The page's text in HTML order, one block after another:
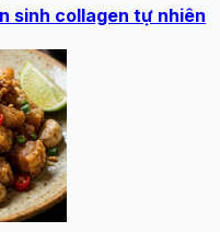
sinh collagen tự nhiên